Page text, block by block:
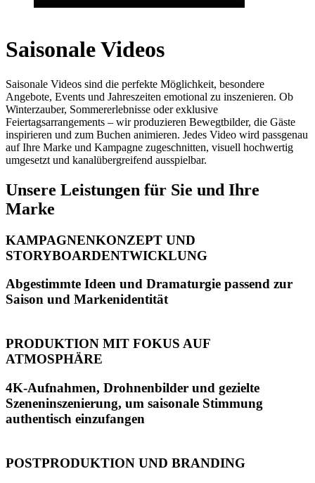
Saisonale Videos
Saisonale Videos sind die perfekte Möglichkeit, besondere
Angebote, Events und Jahreszeiten emotional zu inszenieren. Ob
Winterzauber, Sommererlebnisse oder exklusive
Feiertagsarrangements – wir produzieren Bewegtbilder, die Gäste
inspirieren und zum Buchen animieren. Jedes Video wird passgenau
auf Ihre Marke und Kampagne zugeschnitten, visuell hochwertig
umgesetzt und kanalübergreifend ausspielbar.
Unsere Leistungen für Sie und Ihre
Marke
KAMPAGNENKONZEPT UND
STORYBOARDENTWICKLUNG
Abgestimmte Ideen und Dramaturgie passend zur
Saison und Markenidentität
PRODUKTION MIT FOKUS AUF
ATMOSPHÄRE
4K-Aufnahmen, Drohnenbilder und gezielte
Szeneninszenierung, um saisonale Stimmung
authentisch einzufangen
POSTPRODUKTION UND BRANDING